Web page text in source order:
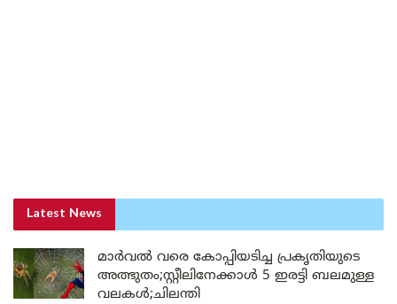
Latest News
മാർവൽ വരെ കോപ്പിയടിച്ച പ്രകൃതിയുടെ
അത്ഭുതം;സ്റ്റീലിനേക്കാൾ 5 ഇരട്ടി ബലമുള്ള
വലകൾ;ചിലന്തി